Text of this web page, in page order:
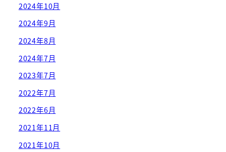
2024年10月
2024年9月
2024年8月
2024年7月
2023年7月
2022年7月
2022年6月
2021年11月
2021年10月